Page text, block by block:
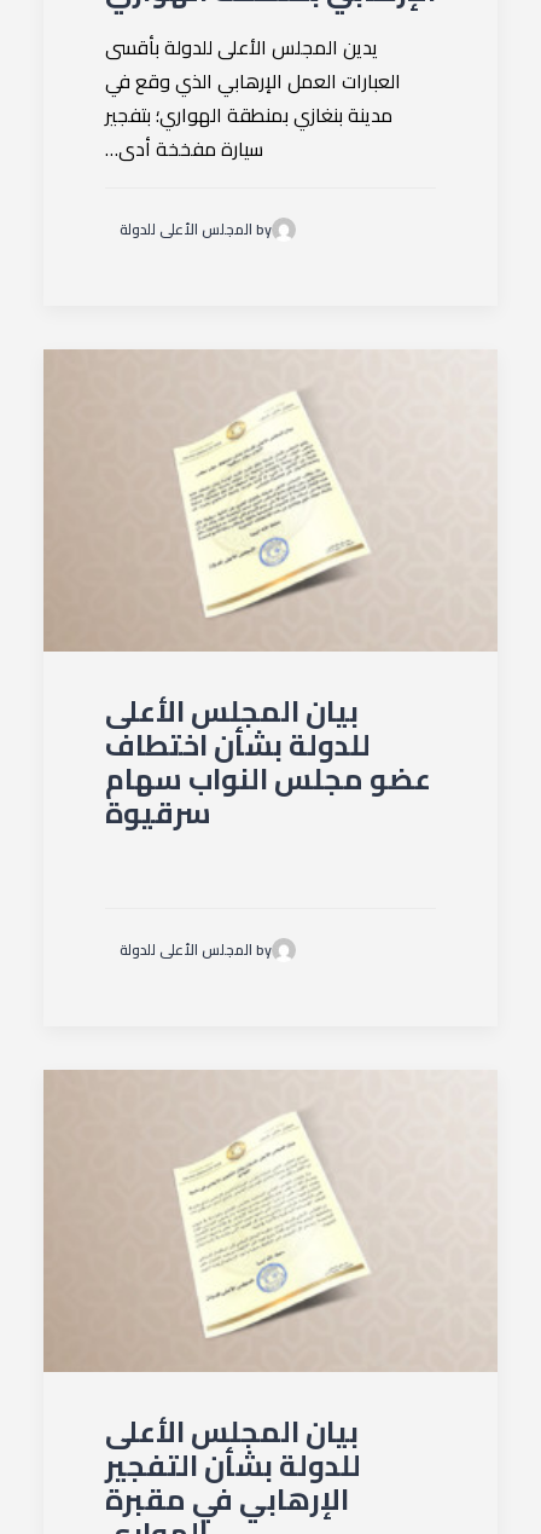
يدين المجلس الأعلى للدولة بأقسى
العبارات العمل الإرهابي الذي وقع في
مدينة بنغازي بمنطقة الهواري؛ بتفجير
سيارة مفخخة أدى…
by المجلس الأعلى للدولة
بيان المجلس الأعلى
للدولة بشأن اختطاف
عضو مجلس النواب سهام
سرقيوة
by المجلس الأعلى للدولة
بيان المجلس الأعلى
للدولة بشأن التفجير
الإرهابي في مقبرة